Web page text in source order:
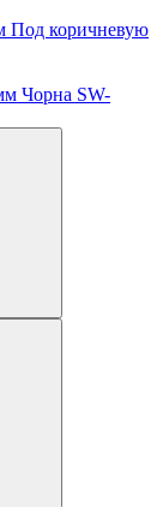
Под коричневую